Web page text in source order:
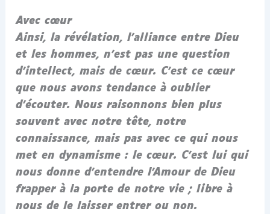
Avec cœur
Ainsi, la révélation, l’alliance entre Dieu
et les hommes, n’est pas une question
d’intellect, mais de cœur. C’est ce cœur
que nous avons tendance à oublier
d’écouter. Nous raisonnons bien plus
souvent avec notre tête, notre
connaissance, mais pas avec ce qui nous
met en dynamisme : le cœur. C’est lui qui
nous donne d’entendre l’Amour de Dieu
frapper à la porte de notre vie ; libre à
nous de le laisser entrer ou non.